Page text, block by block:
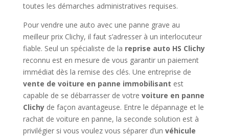
toutes les démarches administratives requises.
Pour vendre une auto avec une panne grave au
meilleur prix Clichy, il faut s’adresser à un interlocuteur
fiable. Seul un spécialiste de la reprise auto HS Clichy
reconnu est en mesure de vous garantir un paiement
immédiat dès la remise des clés. Une entreprise de
vente de voiture en panne immobilisant est
capable de se débarrasser de votre voiture en panne
Clichyde façon avantageuse. Entre le dépannage et le
rachat de voiture en panne, la seconde solution est à
privilégier si vous voulez vous séparer d’un véhicule